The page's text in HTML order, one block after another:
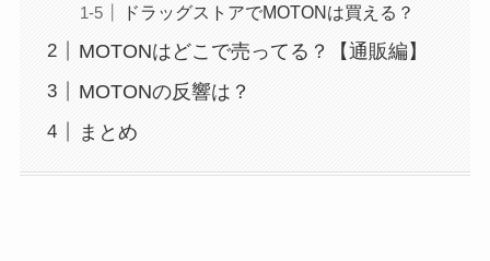
ドラッグストアでMOTONは買える？
MOTONはどこで売ってる？【通販編】
MOTONの反響は？
まとめ